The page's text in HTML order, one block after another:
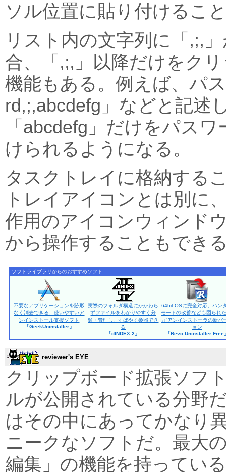
ソル位置に貼り付けるこ
リスト内の文字列に「,;,
合、「,;,」以降だけをク
機能もある。例えば、パ
rd,;,abcdefg」などと記述
「abcdefg」だけをパス
けられるようになる。
タスクトレイに格納する
トレイアイコンとは別に
作用のアイコンウィンド
から操作することもでき
ソフトライブラリからのおすすめソフト
不要なアプリケーションを跡形
なく消去できる、使いやすいア
ンインストール支援ソフト
「GeekUninstaller」
実際のフォルダ構造にかかわら
ずファイルをわかりやすく分
類・管理し、すばやく参照でき
る
「dINDEX.2」
64bit OSに完全対応。ハン
モードの改善なども図られ
力”アンインストーラの新バ
ョン
「Revo Uninstaller Free
reviewer's EYE
クリップボード拡張ソフ
ルが公開されている分野
はその中にあってかなり
ニークなソフトだ。最大
編集」の機能を持ってい